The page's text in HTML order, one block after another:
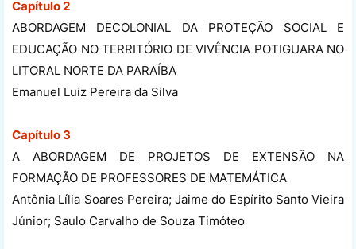
Capítulo 2
ABORDAGEM DECOLONIAL DA PROTEÇÃO SOCIAL E
EDUCAÇÃO NO TERRITÓRIO DE VIVÊNCIA POTIGUARA NO
LITORAL NORTE DA PARAÍBA
Emanuel Luiz Pereira da Silva
Capítulo 3
A ABORDAGEM DE PROJETOS DE EXTENSÃO NA
FORMAÇÃO DE PROFESSORES DE MATEMÁTICA
Antônia Lília Soares Pereira; Jaime do Espírito Santo Vieira
Júnior; Saulo Carvalho de Souza Timóteo